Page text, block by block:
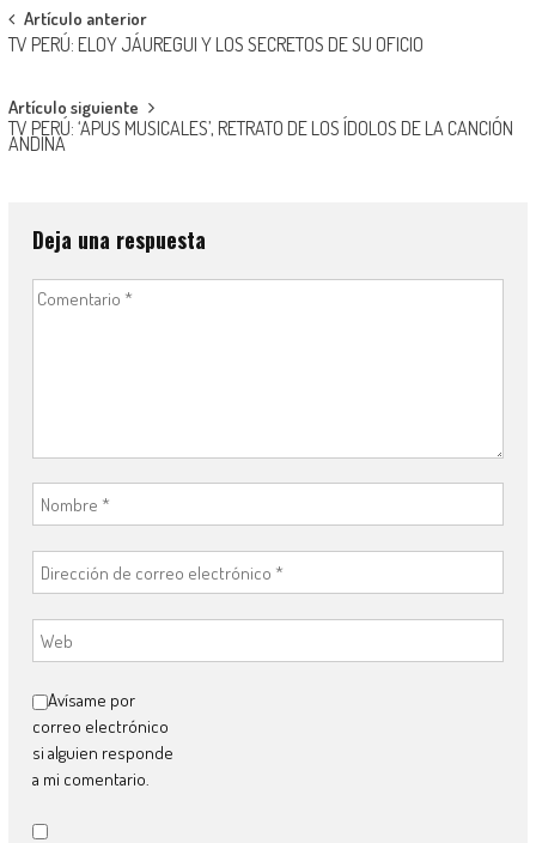
Navegación
de
entradas
Artículo anterior
TV PERÚ: ELOY JÁUREGUI Y LOS SECRETOS DE SU OFICIO
Artículo siguiente
TV PERÚ: ‘APUS MUSICALES’, RETRATO DE LOS ÍDOLOS DE LA CANCIÓN
ANDINA
Deja una respuesta
Avísame por
correo electrónico
si alguien responde
a mi comentario.